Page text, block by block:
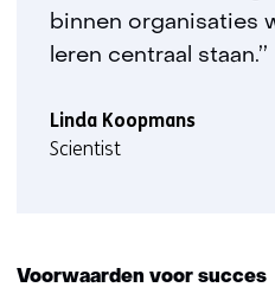
binnen organisaties
leren centraal staan.’’
Linda Koopmans
Scientist
Voorwaarden voor succes